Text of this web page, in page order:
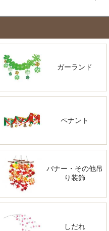
ガーランド
ペナント
バナー・その他吊
り装飾
しだれ